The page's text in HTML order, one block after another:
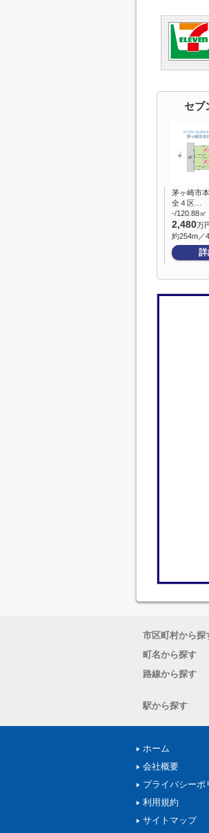
セブ
茅ヶ崎市
全４区…
-/120.88㎡
2,480万
約254m／
市区町村から探
町名から探す
路線から探す
駅から探す
ホーム
会社概要
プライバシーポ
利用規約
サイトマップ